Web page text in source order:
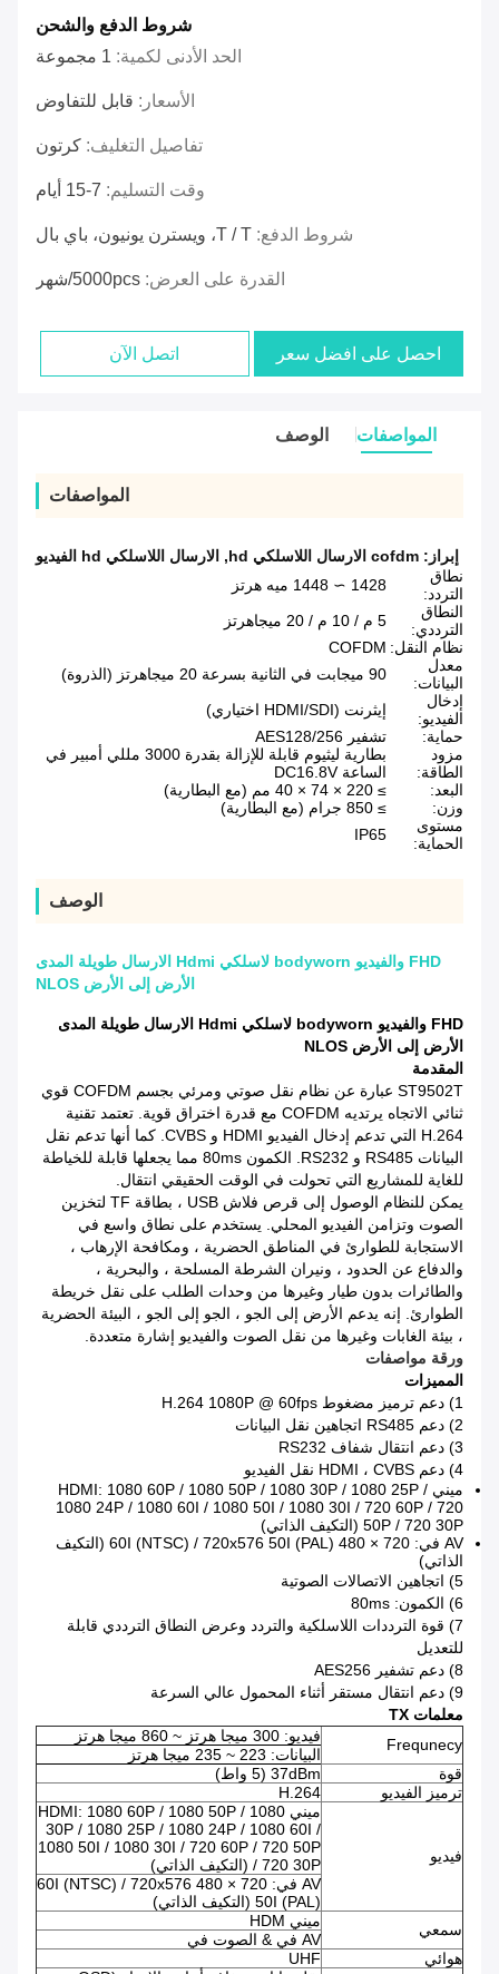
شروط الدفع والشحن
الحد الأدنى لكمية: 1 مجموعة
الأسعار: قابل للتفاوض
تفاصيل التغليف: كرتون
وقت التسليم: 7-15 أيام
شروط الدفع: T / T، ويسترن يونيون، باي بال
القدرة على العرض: 5000pcs/شهر
احصل على افضل سعر اتصل الآن
المواصفات الوصف
المواصفات
إبراز: cofdm الارسال اللاسلكي hd , الارسال اللاسلكي hd الفيديو
نطاق
التردد:
1428 ∼ 1448 ميه هرتز
النطاق
الترددي:
5 م / 10 م / 20 ميجاهرتز
نظام النقل: COFDM
معدل
البيانات:
90 ميجابت في الثانية بسرعة 20 ميجاهرتز (الذروة)
إدخال
الفيديو:
إيثرنت (HDMI/SDI اختياري)
حماية:
تشفير AES128/256
مزود
الطاقة:
بطارية ليثيوم قابلة للإزالة بقدرة 3000 مللي أمبير في
الساعة DC16.8V
البعد:
≥ 220 × 74 × 40 مم (مع البطارية)
وزن:
≥ 850 جرام (مع البطارية)
مستوى
الحماية:
IP65
الوصف
FHD والفيديو bodyworn لاسلكي Hdmi الارسال طويلة المدى
الأرض إلى الأرض NLOS
FHD والفيديو bodyworn لاسلكي Hdmi الارسال طويلة المدى
الأرض إلى الأرض NLOS
المقدمة
ST9502T عبارة عن نظام نقل صوتي ومرئي بجسم COFDM قوي
ثنائي الاتجاه يرتديه COFDM مع قدرة اختراق قوية.
تعتمد تقنية
H.264 التي تدعم إدخال الفيديو HDMI و CVBS.
كما أنها تدعم نقل
البيانات RS485 و RS232.
الكمون 80ms مما يجعلها قابلة للخياطة
للغاية للمشاريع التي تحولت في الوقت الحقيقي انتقال.
يمكن للنظام الوصول إلى قرص فلاش USB ، بطاقة TF لتخزين
الصوت وتزامن الفيديو المحلي. يستخدم على نطاق واسع في
الاستجابة للطوارئ في المناطق الحضرية ، ومكافحة الإرهاب ،
والدفاع عن الحدود ، ونيران الشرطة المسلحة ، والبحرية ،
والطائرات بدون طيار وغيرها من وحدات الطلب على نقل خريطة
الطوارئ. إنه يدعم الأرض إلى الجو ، الجو إلى الجو ، البيئة الحضرية
، بيئة الغابات وغيرها من نقل الصوت والفيديو إشارة متعددة.
ورقة مواصفات
المميزات
1) دعم ترميز مضغوط H.264 1080P @ 60fps
2) دعم RS485 اتجاهين نقل البيانات
3) دعم انتقال شفاف RS232
4) دعم HDMI ، CVBS نقل الفيديو
ميني HDMI: 1080 60P / 1080 50P / 1080 30P / 1080 25P /
1080 24P / 1080 60I / 1080 50I / 1080 30I / 720 60P / 720
50P / 720 30P (التكيف الذاتي)
AV في: 720 × 480 60I (NTSC) / 720x576 50I (PAL) (التكيف
الذاتي)
5) اتجاهين الاتصالات الصوتية
6) الكمون: 80ms
7) قوة الترددات اللاسلكية والتردد وعرض النطاق الترددي قابلة
للتعديل
8) دعم تشفير AES256
9) دعم انتقال مستقر أثناء المحمول عالي السرعة
معلمات TX
Frequnecy
فيديو: 300 ميجا هرتز ~ 860 ميجا هرتز
البيانات: 223 ~ 235 ميجا هرتز
قوة
37dBm (5 واط)
ترميز الفيديو
H.264
فيديو
ميني HDMI: 1080 60P / 1080 50P / 1080
30P / 1080 25P / 1080 24P / 1080 60I /
1080 50I / 1080 30I / 720 60P / 720 50P
/ 720 30P (التكيف الذاتي)
AV في: 720 × 480 60I (NTSC) / 720x576
50I (PAL) (التكيف الذاتي)
سمعي
ميني HDM
AV في & الصوت في
هوائي
UHF